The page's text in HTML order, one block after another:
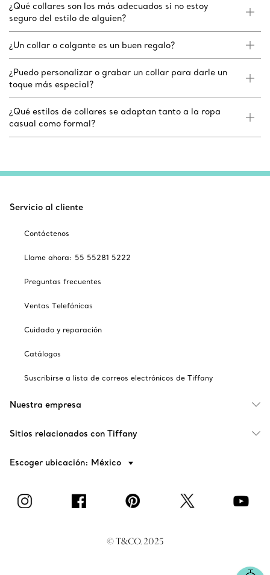
¿Qué collares son los más adecuados si no estoy
seguro del estilo de alguien?
¿Un collar o colgante es un buen regalo?
¿Puedo personalizar o grabar un collar para darle un
toque más especial?
¿Qué estilos de collares se adaptan tanto a la ropa
casual como formal?
Servicio al cliente
Contáctenos
Llame ahora: 55 55281 5222
Preguntas frecuentes
Ventas Telefónicas
Cuidado y reparación
Catálogos
Suscribirse a lista de correos electrónicos de Tiffany
Nuestra empresa
Sitios relacionados con Tiffany
Escoger ubicación: México
© T&CO. 2025